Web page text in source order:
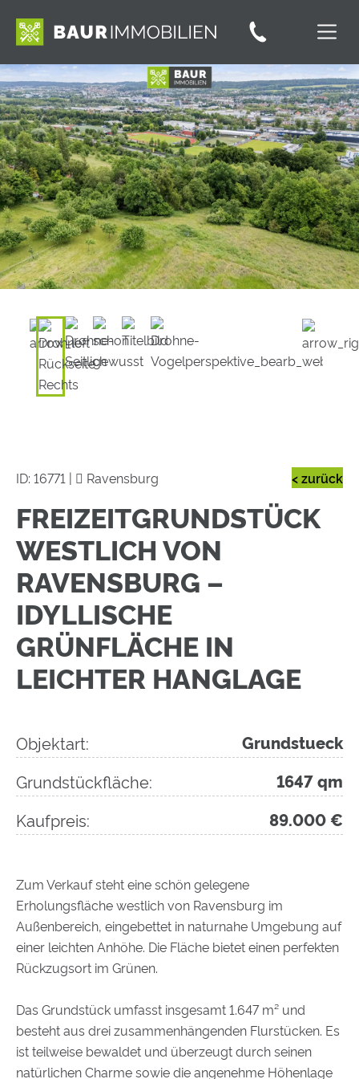
< zurück
ID: 16771 | Ravensburg
FREIZEITGRUNDSTÜCK
WESTLICH VON
RAVENSBURG –
IDYLLISCHE
GRÜNFLÄCHE IN
LEICHTER HANGLAGE
Objektart: Grundstueck
Grundstückfläche: 1647 qm
Kaufpreis: 89.000 €
Zum Verkauf steht eine schön gelegene
Erholungsfläche westlich von Ravensburg im
Außenbereich, eingebettet in naturnahe Umgebung auf
einer leichten Anhöhe. Die Fläche bietet einen perfekten
Rückzugsort im Grünen.
Das Grundstück umfasst insgesamt 1.647 m² und
besteht aus drei zusammenhängenden Flurstücken. Es
ist teilweise bewaldet und überzeugt durch seinen
natürlichen Charme sowie die angenehme Höhenlage